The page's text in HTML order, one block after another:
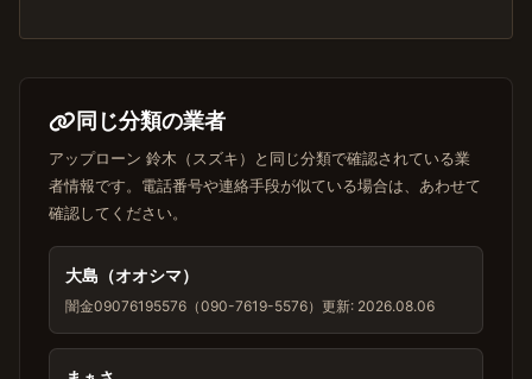
同じ分類の業者
アップローン 鈴木（スズキ）と同じ分類で確認されている業
者情報です。電話番号や連絡手段が似ている場合は、あわせて
確認してください。
大島（オオシマ）
闇金09076195576（090-7619-5576） 更新: 2026.08.06